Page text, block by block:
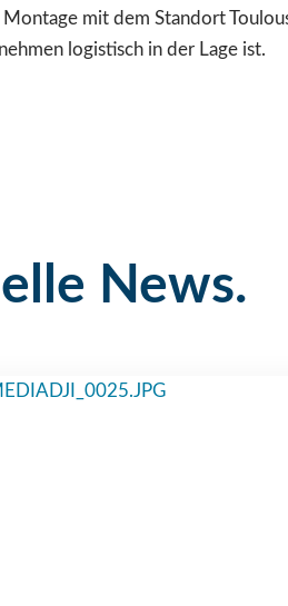
Montage mit dem Standort
logistisch in der Lage ist.
News.